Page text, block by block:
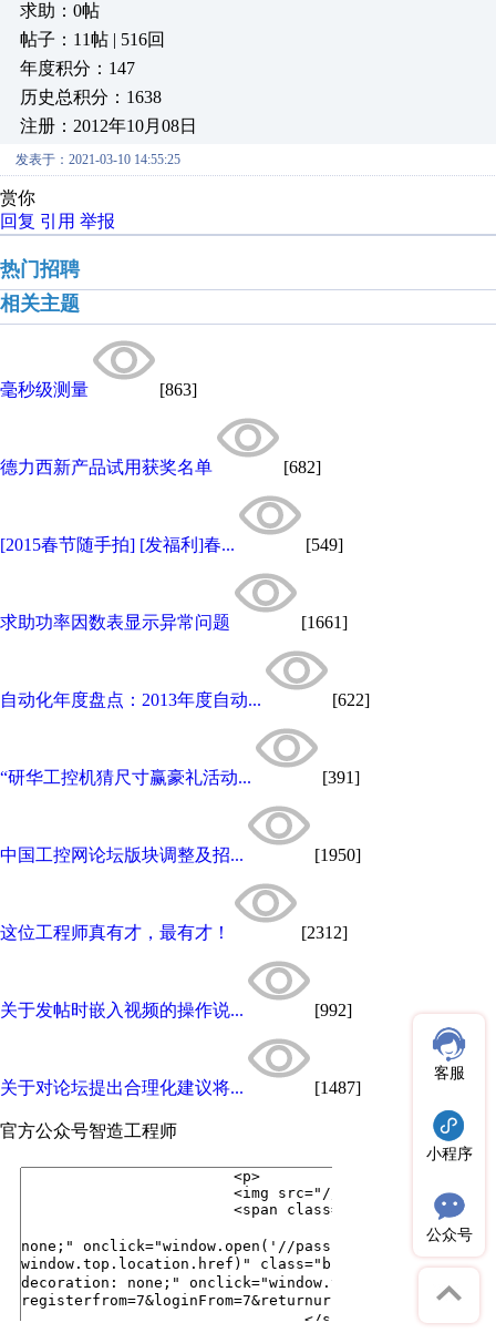
求助：0帖
帖子：11帖 | 516回
年度积分：147
历史总积分：1638
注册：2012年10月08日
发表于：2021-03-10 14:55:25
赏你
回复 引用 举报
热门招聘
相关主题
毫秒级测量 [863]
德力西新产品试用获奖名单 [682]
[2015春节随手拍] [发福利]春... [549]
求助功率因数表显示异常问题 [1661]
自动化年度盘点：2013年度自动... [622]
“研华工控机猜尺寸赢豪礼活动... [391]
中国工控网论坛版块调整及招... [1950]
这位工程师真有才，最有才！ [2312]
关于发帖时嵌入视频的操作说... [992]
关于对论坛提出合理化建议将... [1487]
官方公众号智造工程师
客服
小程序
公众号